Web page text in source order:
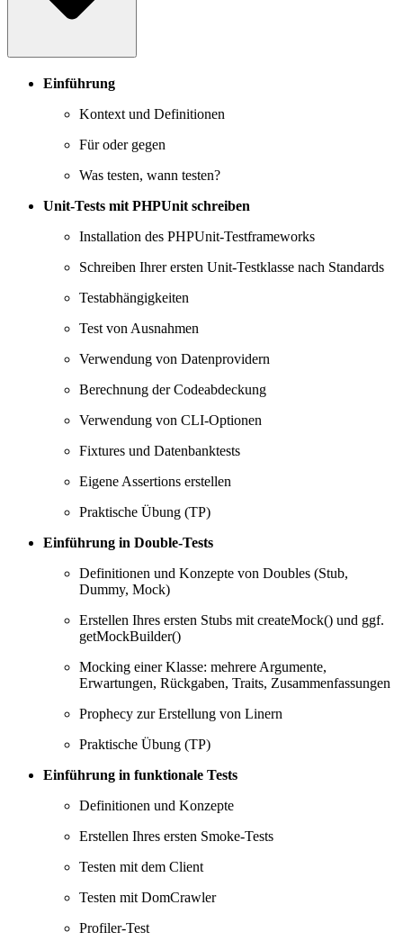
Einführung
Kontext und Definitionen
Für oder gegen
Was testen, wann testen?
Unit-Tests mit PHPUnit schreiben
Installation des PHPUnit-Testframeworks
Schreiben Ihrer ersten Unit-Testklasse nach Standards
Testabhängigkeiten
Test von Ausnahmen
Verwendung von Datenprovidern
Berechnung der Codeabdeckung
Verwendung von CLI-Optionen
Fixtures und Datenbanktests
Eigene Assertions erstellen
Praktische Übung (TP)
Einführung in Double-Tests
Definitionen und Konzepte von Doubles (Stub,
Dummy, Mock)
Erstellen Ihres ersten Stubs mit createMock() und ggf.
getMockBuilder()
Mocking einer Klasse: mehrere Argumente,
Erwartungen, Rückgaben, Traits, Zusammenfassungen
Prophecy zur Erstellung von Linern
Praktische Übung (TP)
Einführung in funktionale Tests
Definitionen und Konzepte
Erstellen Ihres ersten Smoke-Tests
Testen mit dem Client
Testen mit DomCrawler
Profiler-Test